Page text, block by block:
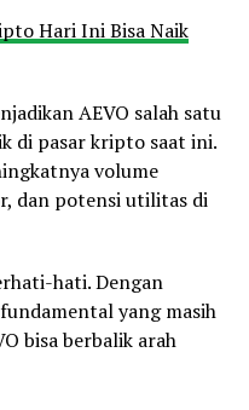
Hari Ini Bisa Naik
AEVO salah satu
di pasar kripto saat ini.
volume
dan potensi utilitas di
hati. Dengan
yang masih
bisa berbalik arah